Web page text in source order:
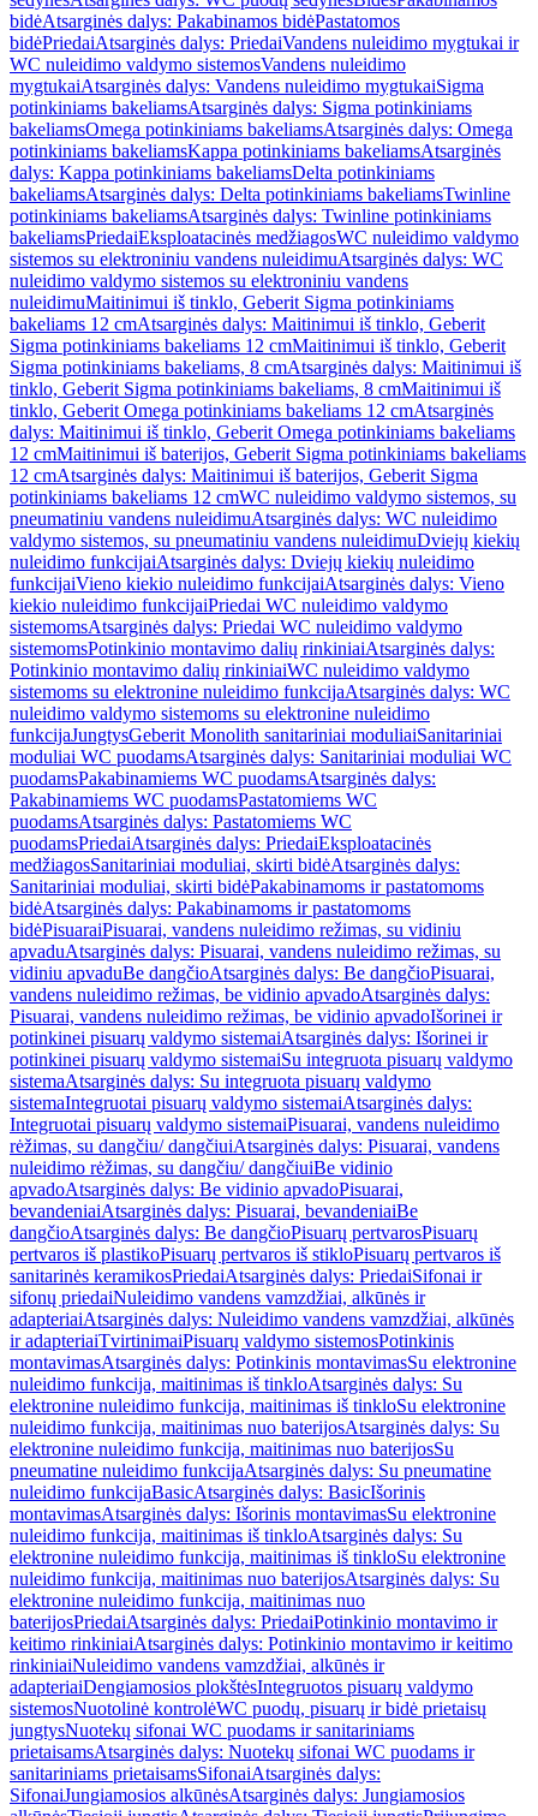
bidėAtsarginės dalys: Pakabinamos bidėPastatomos
bidėPriedaiAtsarginės dalys: PriedaiVandens nuleidimo mygtukai ir
WC nuleidimo valdymo sistemosVandens nuleidimo
mygtukaiAtsarginės dalys: Vandens nuleidimo mygtukaiSigma
potinkiniams bakeliamsAtsarginės dalys: Sigma potinkiniams
bakeliamsOmega potinkiniams bakeliamsAtsarginės dalys: Omega
potinkiniams bakeliamsKappa potinkiniams bakeliamsAtsarginės
dalys: Kappa potinkiniams bakeliamsDelta potinkiniams
bakeliamsAtsarginės dalys: Delta potinkiniams bakeliamsTwinline
potinkiniams bakeliamsAtsarginės dalys: Twinline potinkiniams
bakeliamsPriedaiEksploatacinės medžiagosWC nuleidimo valdymo
sistemos su elektroniniu vandens nuleidimuAtsarginės dalys: WC
nuleidimo valdymo sistemos su elektroniniu vandens
nuleidimuMaitinimui iš tinklo, Geberit Sigma potinkiniams
bakeliams 12 cmAtsarginės dalys: Maitinimui iš tinklo, Geberit
Sigma potinkiniams bakeliams 12 cmMaitinimui iš tinklo, Geberit
Sigma potinkiniams bakeliams, 8 cmAtsarginės dalys: Maitinimui iš
tinklo, Geberit Sigma potinkiniams bakeliams, 8 cmMaitinimui iš
tinklo, Geberit Omega potinkiniams bakeliams 12 cmAtsarginės
dalys: Maitinimui iš tinklo, Geberit Omega potinkiniams bakeliams
12 cmMaitinimui iš baterijos, Geberit Sigma potinkiniams bakeliams
12 cmAtsarginės dalys: Maitinimui iš baterijos, Geberit Sigma
potinkiniams bakeliams 12 cmWC nuleidimo valdymo sistemos, su
pneumatiniu vandens nuleidimuAtsarginės dalys: WC nuleidimo
valdymo sistemos, su pneumatiniu vandens nuleidimuDviejų kiekių
nuleidimo funkcijaiAtsarginės dalys: Dviejų kiekių nuleidimo
funkcijaiVieno kiekio nuleidimo funkcijaiAtsarginės dalys: Vieno
kiekio nuleidimo funkcijaiPriedai WC nuleidimo valdymo
sistemomsAtsarginės dalys: Priedai WC nuleidimo valdymo
sistemomsPotinkinio montavimo dalių rinkiniaiAtsarginės dalys:
Potinkinio montavimo dalių rinkiniaiWC nuleidimo valdymo
sistemoms su elektronine nuleidimo funkcijaAtsarginės dalys: WC
nuleidimo valdymo sistemoms su elektronine nuleidimo
funkcijaJungtysGeberit Monolith sanitariniai moduliaiSanitariniai
moduliai WC puodamsAtsarginės dalys: Sanitariniai moduliai WC
puodamsPakabinamiems WC puodamsAtsarginės dalys:
Pakabinamiems WC puodamsPastatomiems WC
puodamsAtsarginės dalys: Pastatomiems WC
puodamsPriedaiAtsarginės dalys: PriedaiEksploatacinės
medžiagosSanitariniai moduliai, skirti bidėAtsarginės dalys:
Sanitariniai moduliai, skirti bidėPakabinamoms ir pastatomoms
bidėAtsarginės dalys: Pakabinamoms ir pastatomoms
bidėPisuaraiPisuarai, vandens nuleidimo režimas, su vidiniu
apvaduAtsarginės dalys: Pisuarai, vandens nuleidimo režimas, su
vidiniu apvaduBe dangčioAtsarginės dalys: Be dangčioPisuarai,
vandens nuleidimo režimas, be vidinio apvadoAtsarginės dalys:
Pisuarai, vandens nuleidimo režimas, be vidinio apvadoIšorinei ir
potinkinei pisuarų valdymo sistemaiAtsarginės dalys: Išorinei ir
potinkinei pisuarų valdymo sistemaiSu integruota pisuarų valdymo
sistemaAtsarginės dalys: Su integruota pisuarų valdymo
sistemaIntegruotai pisuarų valdymo sistemaiAtsarginės dalys:
Integruotai pisuarų valdymo sistemaiPisuarai, vandens nuleidimo
rėžimas, su dangčiu/ dangčiuiAtsarginės dalys: Pisuarai, vandens
nuleidimo rėžimas, su dangčiu/ dangčiuiBe vidinio
apvadoAtsarginės dalys: Be vidinio apvadoPisuarai,
bevandeniaiAtsarginės dalys: Pisuarai, bevandeniaiBe
dangčioAtsarginės dalys: Be dangčioPisuarų pertvarosPisuarų
pertvaros iš plastikoPisuarų pertvaros iš stikloPisuarų pertvaros iš
sanitarinės keramikosPriedaiAtsarginės dalys: PriedaiSifonai ir
sifonų priedaiNuleidimo vandens vamzdžiai, alkūnės ir
adapteriaiAtsarginės dalys: Nuleidimo vandens vamzdžiai, alkūnės
ir adapteriaiTvirtinimaiPisuarų valdymo sistemosPotinkinis
montavimasAtsarginės dalys: Potinkinis montavimasSu elektronine
nuleidimo funkcija, maitinimas iš tinkloAtsarginės dalys: Su
elektronine nuleidimo funkcija, maitinimas iš tinkloSu elektronine
nuleidimo funkcija, maitinimas nuo baterijosAtsarginės dalys: Su
elektronine nuleidimo funkcija, maitinimas nuo baterijosSu
pneumatine nuleidimo funkcijaAtsarginės dalys: Su pneumatine
nuleidimo funkcijaBasicAtsarginės dalys: BasicIšorinis
montavimasAtsarginės dalys: Išorinis montavimasSu elektronine
nuleidimo funkcija, maitinimas iš tinkloAtsarginės dalys: Su
elektronine nuleidimo funkcija, maitinimas iš tinkloSu elektronine
nuleidimo funkcija, maitinimas nuo baterijosAtsarginės dalys: Su
elektronine nuleidimo funkcija, maitinimas nuo
baterijosPriedaiAtsarginės dalys: PriedaiPotinkinio montavimo ir
keitimo rinkiniaiAtsarginės dalys: Potinkinio montavimo ir keitimo
rinkiniaiNuleidimo vandens vamzdžiai, alkūnės ir
adapteriaiDengiamosios plokštėsIntegruotos pisuarų valdymo
sistemosNuotolinė kontrolėWC puodų, pisuarų ir bidė prietaisų
jungtysNuotekų sifonai WC puodams ir sanitariniams
prietaisamsAtsarginės dalys: Nuotekų sifonai WC puodams ir
sanitariniams prietaisamsSifonaiAtsarginės dalys:
SifonaiJungiamosios alkūnėsAtsarginės dalys: Jungiamosios